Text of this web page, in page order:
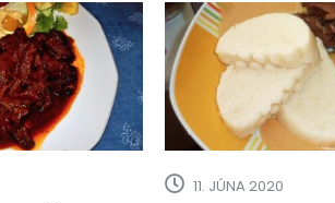
11. JÚNA 2020